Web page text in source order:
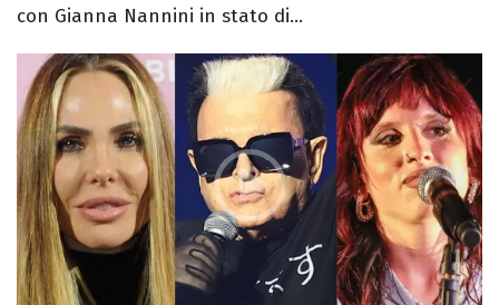
con Gianna Nannini in stato di...